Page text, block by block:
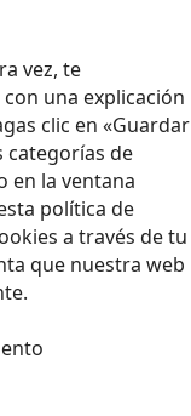
vez, te
una explicación
clic en «Guardar
categorías de
en la ventana
política de
a través de tu
que nuestra web